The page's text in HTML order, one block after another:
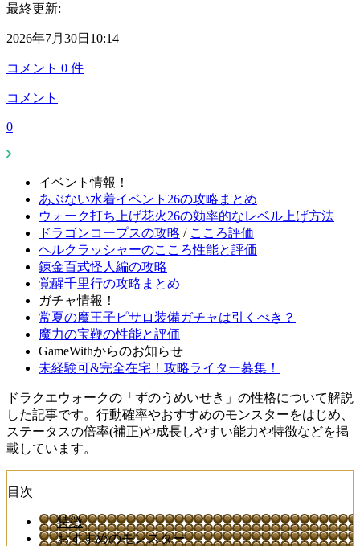
最終更新:
2026年7月30日10:14
コメント 0 件
コメント
0
イベント情報！
あぶない水着イベント26の攻略まとめ
ウォーク打ち上げ花火26の効率的なレベル上げ方法
ドラゴンコープスの攻略 / こころ評価
ヘルクラッシャーのこころ性能と評価
錬金百式怪人編の攻略
覚醒千里行の攻略まとめ
ガチャ情報！
常夏の魔王子ピサロ装備ガチャは引くべき？
魔力の宝鞭の性能と評価
GameWithからのお知らせ
未経験可&完全在宅！攻略ライター募集！
ドラクエウォークの「ずのうめいせき」の性格について解説
した記事です。行動確率やおすすめのモンスターをはじめ、
ステータスの倍率(補正)や成長しやすい能力や特徴などを掲
載しています。
目次
特徴
おすすめのモンスター